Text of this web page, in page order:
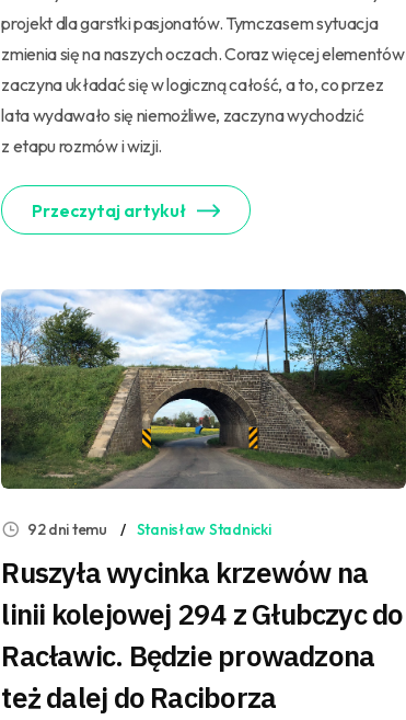
projekt dla garstki pasjonatów. Tymczasem sytuacja
zmienia się na naszych oczach. Coraz więcej elementów
zaczyna układać się w logiczną całość, a to, co przez
lata wydawało się niemożliwe, zaczyna wychodzić
z etapu rozmów i wizji.
Przeczytaj artykuł
92 dni temu Stanisław Stadnicki
Ruszyła wycinka krzewów na
linii kolejowej 294 z Głubczyc do
Racławic. Będzie prowadzona
też dalej do Raciborza